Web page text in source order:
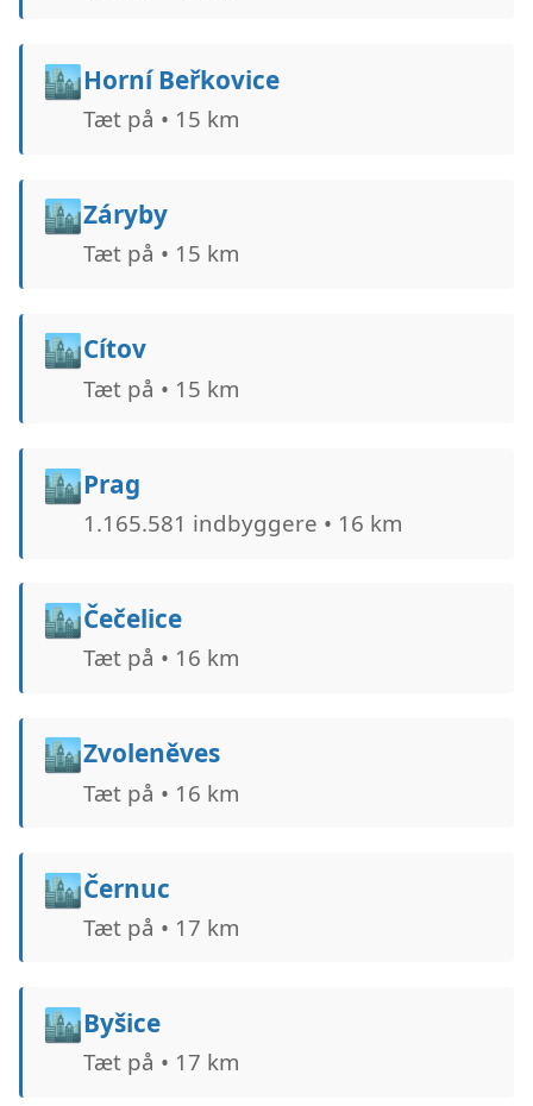
🏙️Horní Beřkovice
Tæt på • 15 km
🏙️Záryby
Tæt på • 15 km
🏙️Cítov
Tæt på • 15 km
🏙️Prag
1.165.581 indbyggere • 16 km
🏙️Čečelice
Tæt på • 16 km
🏙️Zvoleněves
Tæt på • 16 km
🏙️Černuc
Tæt på • 17 km
🏙️Byšice
Tæt på • 17 km